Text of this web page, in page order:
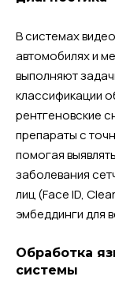
В системах
автомобилях и
выполняют
классификации
рентгеновские
препараты с
помогая
заболевания
лиц (Face ID,
эмбеддинги для
Обработка
системы